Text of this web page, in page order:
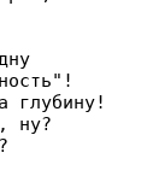
глубину!
ну?